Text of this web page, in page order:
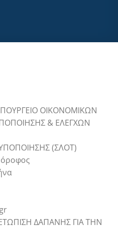
ΟΙΚΟΝΟΜΙΚΩΝ
& ΕΛΕΓΧΩΝ
(ΣΛΟΤ)
ΔΑΠΑΝΗΣ ΓΙΑ ΤΗΝ